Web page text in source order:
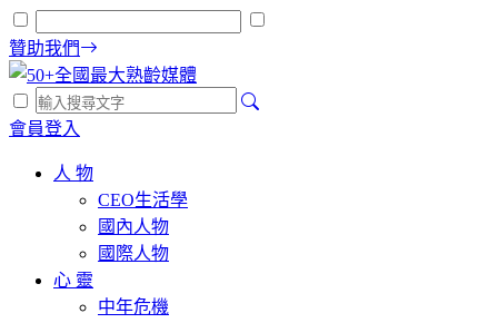
贊助我們
會員登入
人 物
CEO生活學
國內人物
國際人物
心 靈
中年危機